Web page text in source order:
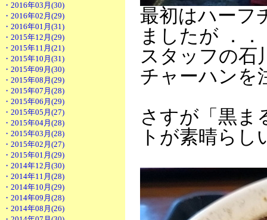
・2016年03月(30)
・2016年02月(29)
・2016年01月(31)
・2015年12月(29)
・2015年11月(21)
・2015年10月(31)
・2015年09月(30)
・2015年08月(29)
・2015年07月(28)
・2015年06月(29)
・2015年05月(27)
・2015年04月(28)
・2015年03月(28)
・2015年02月(27)
・2015年01月(29)
・2014年12月(30)
・2014年11月(28)
・2014年10月(29)
・2014年09月(28)
・2014年08月(26)
最初はハーフ
ましたが ．．
スタッフの石
チャーハンを
さすが「黒ま
トが素晴らし